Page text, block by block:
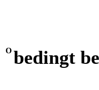
O bedingt